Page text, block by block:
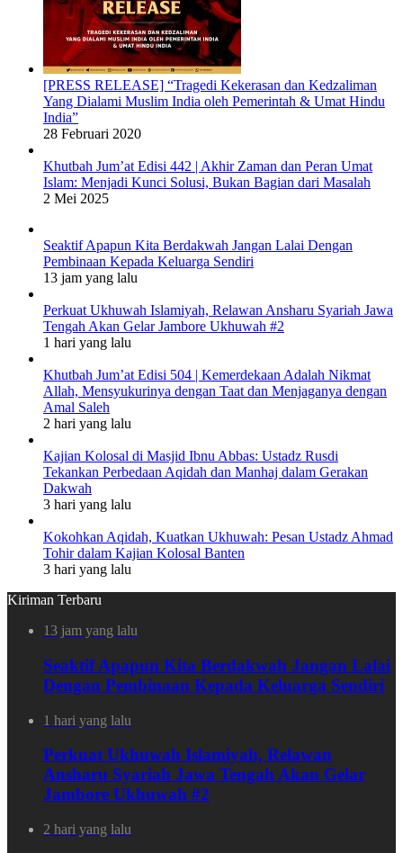
[PRESS RELEASE] “Tragedi Kekerasan dan Kedzaliman
Yang Dialami Muslim India oleh Pemerintah & Umat Hindu
India”
28 Februari 2020
Khutbah Jum’at Edisi 442 | Akhir Zaman dan Peran Umat
Islam: Menjadi Kunci Solusi, Bukan Bagian dari Masalah
2 Mei 2025
Seaktif Apapun Kita Berdakwah Jangan Lalai Dengan
Pembinaan Kepada Keluarga Sendiri
13 jam yang lalu
Perkuat Ukhuwah Islamiyah, Relawan Ansharu Syariah Jawa
Tengah Akan Gelar Jambore Ukhuwah #2
1 hari yang lalu
Khutbah Jum’at Edisi 504 | Kemerdekaan Adalah Nikmat
Allah, Mensyukurinya dengan Taat dan Menjaganya dengan
Amal Saleh
2 hari yang lalu
Kajian Kolosal di Masjid Ibnu Abbas: Ustadz Rusdi
Tekankan Perbedaan Aqidah dan Manhaj dalam Gerakan
Dakwah
3 hari yang lalu
Kokohkan Aqidah, Kuatkan Ukhuwah: Pesan Ustadz Ahmad
Tohir dalam Kajian Kolosal Banten
3 hari yang lalu
Kiriman Terbaru
13 jam yang lalu
Seaktif Apapun Kita Berdakwah Jangan Lalai
Dengan Pembinaan Kepada Keluarga Sendiri
1 hari yang lalu
Perkuat Ukhuwah Islamiyah, Relawan
Ansharu Syariah Jawa Tengah Akan Gelar
Jambore Ukhuwah #2
2 hari yang lalu